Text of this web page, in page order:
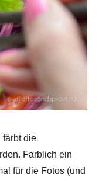
färbt die
Farblich ein
für die Fotos (und